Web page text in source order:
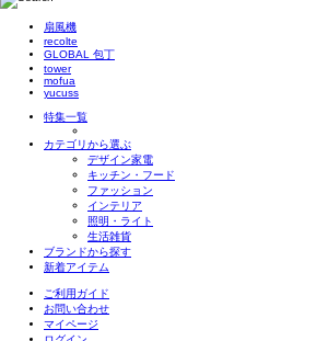
扇風機
recolte
GLOBAL 包丁
tower
mofua
yucuss
特集一覧
カテゴリから選ぶ
デザイン家電
キッチン・フード
ファッション
インテリア
照明・ライト
生活雑貨
ブランドから探す
新着アイテム
ご利用ガイド
お問い合わせ
マイページ